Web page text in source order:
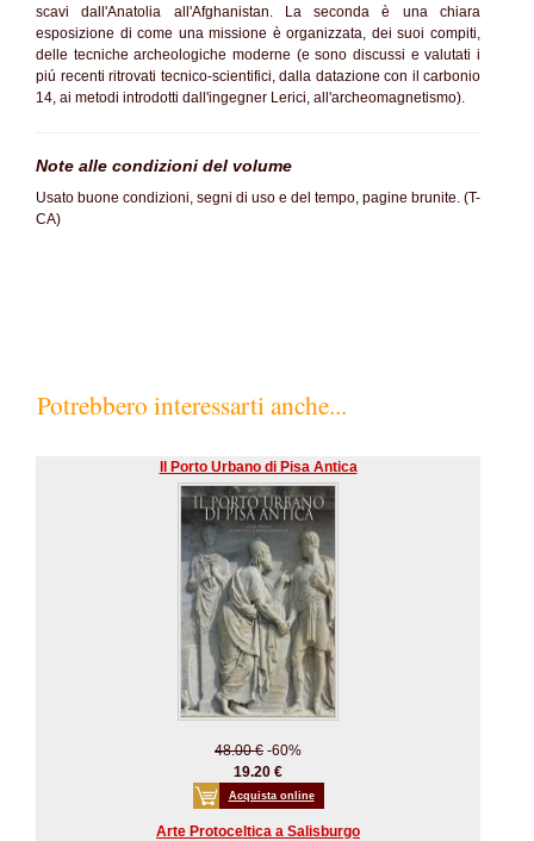
scavi dall'Anatolia all'Afghanistan. La seconda è una chiara
esposizione di come una missione è organizzata, dei suoi compiti,
delle tecniche archeologiche moderne (e sono discussi e valutati i
piú recenti ritrovati tecnico-scientifici, dalla datazione con il carbonio
14, ai metodi introdotti dall'ingegner Lerici, all'archeomagnetismo).
Note alle condizioni del volume
Usato buone condizioni, segni di uso e del tempo, pagine brunite. (T-
CA)
Potrebbero interessarti anche...
Il Porto Urbano di Pisa Antica
48.00 € -60%
19.20 €
Acquista online
Arte Protoceltica a Salisburgo